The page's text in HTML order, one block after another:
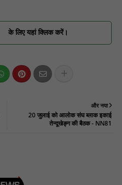
के लिए यहां क्लिक करें।
और नया
20 जुलाई को आलोक संघ ब्लाक इकाई
तेन्दू‌खेङ्ग की बैठक - NN81